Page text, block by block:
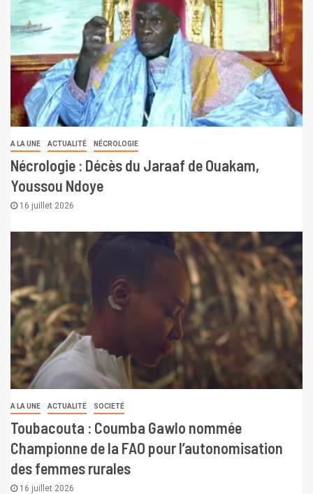
A LA UNE ACTUALITÉ NÉCROLOGIE
Nécrologie : Décès du Jaraaf de Ouakam,
Youssou Ndoye
16 juillet 2026
A LA UNE ACTUALITÉ SOCIETÉ
Toubacouta : Coumba Gawlo nommée
Championne de la FAO pour l’autonomisation
des femmes rurales
16 juillet 2026